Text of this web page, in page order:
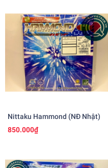
Nittaku Hammond (NĐ Nhật)
850.000₫